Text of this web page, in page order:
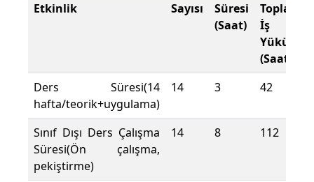
Etkinlik
Sayısı
Süresi
(Saat)
Toplam
İş
Yükü
(Saat)
Ders Süresi(14
hafta/teorik+uygulama)
14 3 42
Sınıf Dışı Ders Çalışma
Süresi(Ön çalışma,
pekiştirme)
14 8 112